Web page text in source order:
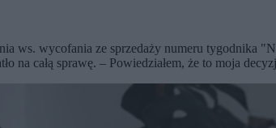
ws. wycofania ze sprzedaży numeru tygodnika
całą sprawę. – Powiedziałem, że to moja